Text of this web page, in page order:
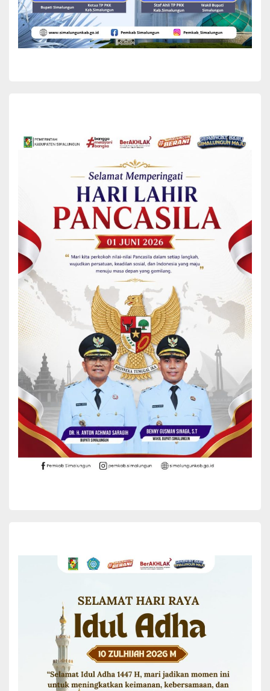
Sementara itu, ke empat Ranperda yang disetujui fraksi-fraksi
tersebut yaitu (1) Ranperda tentang Perubahan atas Perda
Kabupaten Simalungun No 2 tahun 2016 tentang Nagori, (2)
Ranperda tentang Rencana Induk Pariwisata Daerah, (3) Ranperda
tergabung dalam panitia khusus (pansus) 1 yang telah
memberikan perhatian dalam bentuk saran, tanggapan dan koreksi
pada saat pembahasaan Laporan Keterangan
Pertanggungjawaban (LKPj) Bupati Simalungun Tahun 2022.
Beberapa catatan dan masukan selama pembahasan LKPj telah
dituangkan dalam bentuk rekomendasi atas penyelenggaraan
pemerintahan selama tahun anggaran 2021.
8 Fraksi DPRD Simalungun Setujui 4 Raperda Tahun 2022.
Rekomendasi DPRD Simalungun akan menjadi masukan serta
bahan evaluasi bagi seluruh jajaran Pemkab Simalungun dalam
rangka perbaikan kinerja dan peningkatan pelayanan kepada
masyarakat dimasa yang akan datang.
Kepada pansus 2 dan 3 yang memberikan waktu, pikiran DNA
masukan terkait 4 Ranperda akan ditetapkan.menjadi Perda, Wakil
Bupati juga menyampaikan terimakasih.
Dengan terbitnya Perda tersebut diharapkan kinerja pemerintahan
Nagori semakin baik, pengelolaan pariwisata semakin tertata dan
pengelolaan aset daerah lebih tertib serta perlindungan terhadap
hak anak semakin tegas di Kabupaten Simalungun.
Semoga rekomendasi atas LKPj Bupati Simalungun tahun 2021